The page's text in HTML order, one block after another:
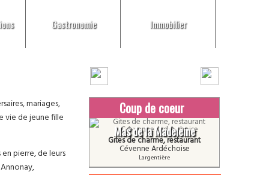
Gastronomie Immobilier
mariages,
vie de jeune fille
pierre, de leurs
Coup de coeur
Mas de la Madeleine
Gites de charme, restaurant
Cévenne Ardéchoise
Largentière